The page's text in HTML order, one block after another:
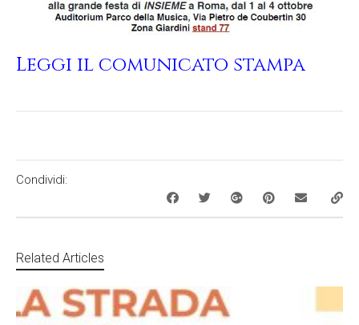
Leggi il comunicato stampa
Condividi:
Related Articles